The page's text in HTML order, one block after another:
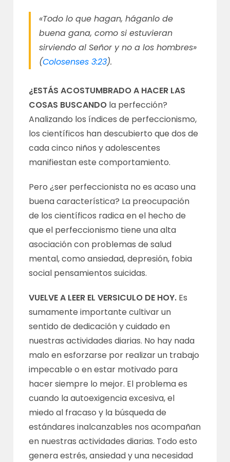
«Todo lo que hagan, háganlo de
buena gana, como si estuvieran
sirviendo al Señor y no a los hombres»
(Colosenses 3:23).
¿ESTÁS ACOSTUMBRADO A HACER LAS
COSAS BUSCANDO la perfección?
Analizando los índices de perfeccionismo,
los científicos han descubierto que dos de
cada cinco niños y adolescentes
manifiestan este comportamiento.
Pero ¿ser perfeccionista no es acaso una
buena característica? La preocupación
de los científicos radica en el hecho de
que el perfeccionismo tiene una alta
asociación con problemas de salud
mental, como ansiedad, depresión, fobia
social pensamientos suicidas.
VUELVE A LEER EL VERSICULO DE HOY. Es
sumamente importante cultivar un
sentido de dedicación y cuidado en
nuestras actividades diarias. No hay nada
malo en esforzarse por realizar un trabajo
impecable o en estar motivado para
hacer siempre lo mejor. El problema es
cuando la autoexigencia excesiva, el
miedo al fracaso y la búsqueda de
estándares inalcanzables nos acompañan
en nuestras actividades diarias. Todo esto
genera estrés, ansiedad y una necesidad